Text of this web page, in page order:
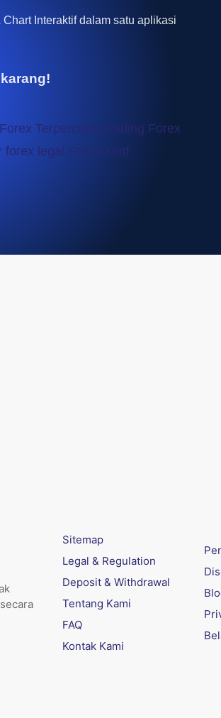
Interaktif dalam satu aplikasi
Sitemap
Legal & Regulation
Deposit & Withdrawal
Tentang Kami
FAQ
Kontak Kami